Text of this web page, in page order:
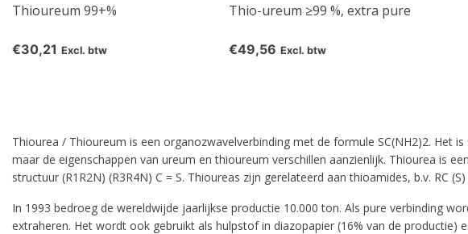
Thioureum 99+%
€30,21 Excl. btw
Thio-ureum ≥99 %, extra pure
€49,56 Excl. btw
Thiourea / Thioureum is een organozwavelverbinding met de formule SC(NH2)2. Het
maar de eigenschappen van ureum en thioureum verschillen aanzienlijk. Thiourea is
structuur (R1R2N) (R3R4N) C = S. Thioureas zijn gerelateerd aan thioamides, b.v. RC
In 1993 bedroeg de wereldwijde jaarlijkse productie 10.000 ton. Als pure verbinding
extraheren. Het wordt ook gebruikt als hulpstof in diazopapier (16% van de productie)